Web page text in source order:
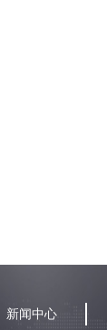
新闻中心